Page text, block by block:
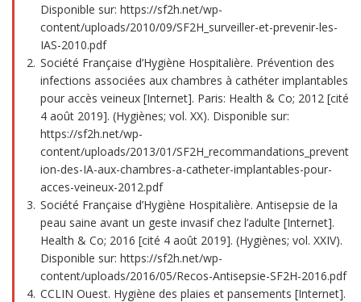
Disponible sur: https://sf2h.net/wp-
content/uploads/2010/09/SF2H_surveiller-et-prevenir-les-
IAS-2010.pdf
Société Française d’Hygiène Hospitalière. Prévention des
infections associées aux chambres à cathéter implantables
pour accès veineux [Internet]. Paris: Health & Co; 2012 [cité
4 août 2019]. (Hygiènes; vol. XX). Disponible sur:
https://sf2h.net/wp-
content/uploads/2013/01/SF2H_recommandations_prevent
ion-des-IA-aux-chambres-a-catheter-implantables-pour-
acces-veineux-2012.pdf
Société Française d’Hygiène Hospitalière. Antisepsie de la
peau saine avant un geste invasif chez l’adulte [Internet].
Health & Co; 2016 [cité 4 août 2019]. (Hygiènes; vol. XXIV).
Disponible sur: https://sf2h.net/wp-
content/uploads/2016/05/Recos-Antisepsie-SF2H-2016.pdf
CCLIN Ouest. Hygiène des plaies et pansements [Internet].